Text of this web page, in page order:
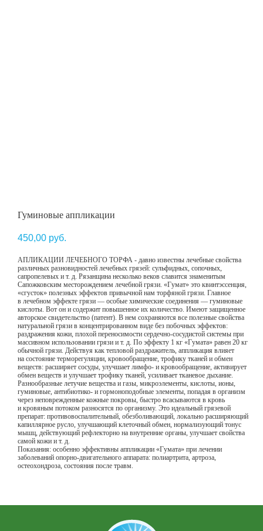
Гуминовые аппликации
450,00 руб.
АПЛИКАЦИИ ЛЕЧЕБНОГО ТОРФА - давно известны лечебные свойства
различных разновидностей лечебных грязей: сульфидных, сопочных,
сапропелевых и т. д. Рязанщина несколько веков славится знаменитым
Сапожковским месторождением лечебной грязи. «Гумат» это квинтэссенция,
«сгусток» полезных эффектов привычной нам торфяной грязи. Главное
в лечебном эффекте грязи — особые химические соединения — гуминовые
кислоты. Вот он и содержит повышенное их количество. Имеют защищенное
авторское свидетельство (патент). В нем сохраняются все полезные свойства
натуральной грязи в концентрированном виде без побочных эффектов:
раздражения кожи, плохой переносимости сердечно-сосудистой системы при
массивном использовании грязи и т. д. По эффекту 1 кг «Гумата» равен 20 кг
обычной грязи. Действуя как тепловой раздражитель, аппликация влияет
на состояние терморегуляции, кровообращение, трофику тканей и обмен
веществ: расширяет сосуды, улучшает лимфо- и кровообращение, активирует
обмен веществ и улучшает трофику тканей, усиливает тканевое дыхание.
Разнообразные летучие вещества и газы, микроэлементы, кислоты, ионы,
гуминовые, антибиотико- и гормоноподобные элементы, попадая в организм
через неповрежденные кожные покровы, быстро всасываются в кровь
и кровяным потоком разносятся по организму. Это идеальный грязевой
препарат: противовоспалительный, обезболивающий, локально расширяющий
капиллярное русло, улучшающий клеточный обмен, нормализующий тонус
мышц, действующий рефлекторно на внутренние органы, улучшает свойства
самой кожи и т. д.
Показания: особенно эффективны аппликации «Гумата» при лечении
заболеваний опорно-двигательного аппарата: полиартрита, артроза,
остеохондроза, состояния после травм.